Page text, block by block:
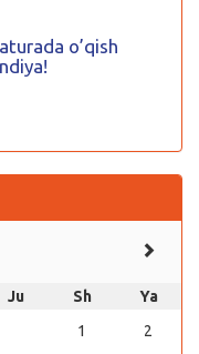
o’qish
Ju Sh
Ya
1
2